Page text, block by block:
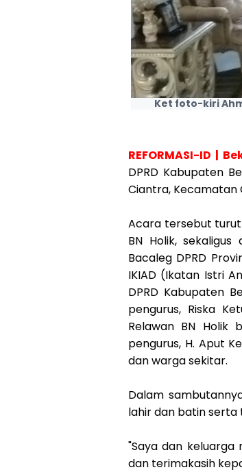
Ket foto-kiri
REFORMASI-ID |
DPRD Kabupaten
Ciantra, Kecamatan
Acara tersebut
BN Holik, sekaligus
Bacaleg DPRD
IKIAD (Ikatan Istri
DPRD Kabupaten
pengurus, Riska
Relawan BN Holik
pengurus, H. Aput
dan warga sekitar.
Dalam
lahir dan batin serta
"Saya dan keluarga
dan terimakasih